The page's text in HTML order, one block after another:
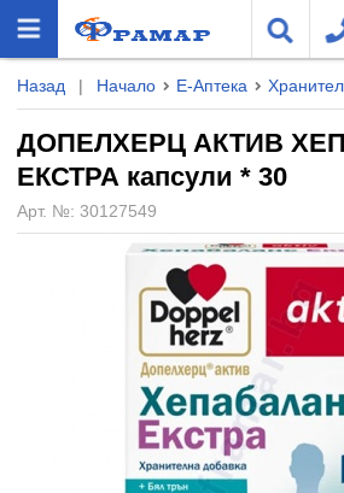
Назад | Начало Е-Аптека
ДОПЕЛХЕРЦ АКТИВ
ЕКСТРА капсули * 30
Арт. №: 30127549